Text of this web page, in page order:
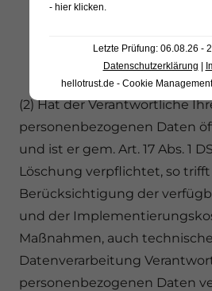
Dienste der
Art. 8 Abs. 1 DSGVO
(2) Hat der Verantwortliche
personenbezogenen Daten
und ist er gem. Art. 17 Abs. 1
Löschung verpflichtet, so
Berücksichtigung der
und der
Maßnahmen, auch
Datenverarbeitung
personenbezogenen Daten
- hier klicken.
Letzte Prüfung: 06.08.26 -
Datenschutzerklärung
hellotrust.de - Cookie